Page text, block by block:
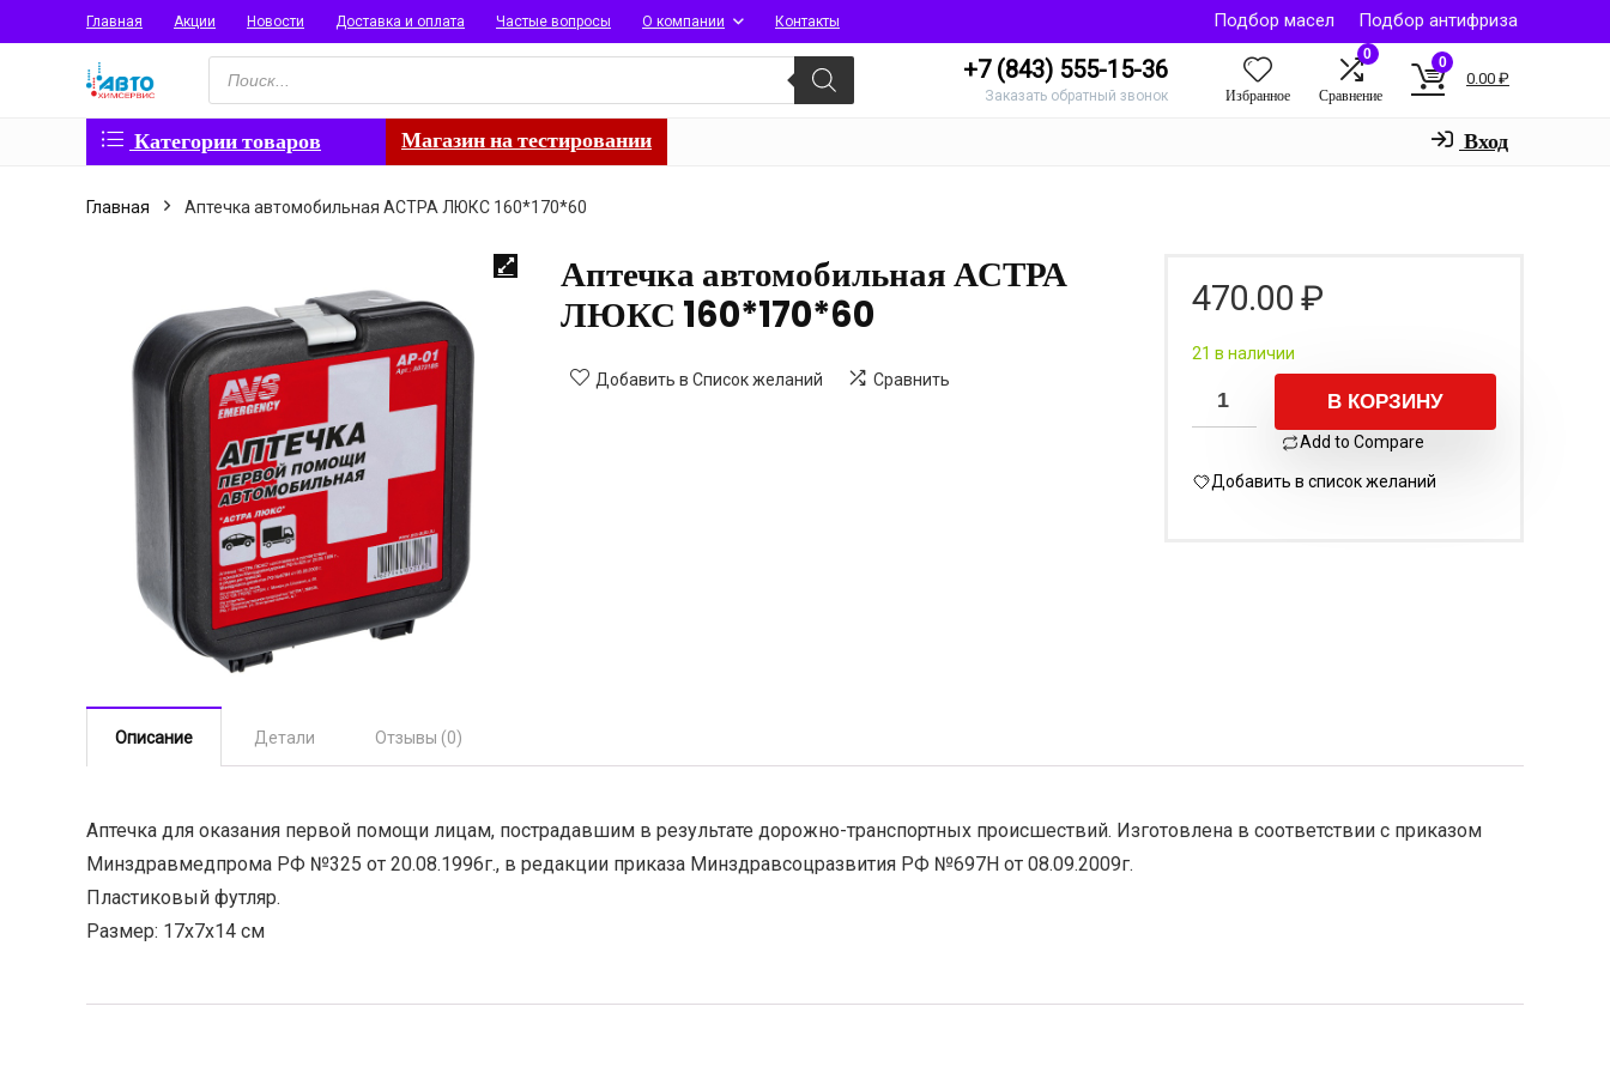
Главная Акции Новости Доставка и оплата Частые вопросы О компании Контакты Подбор масел
Подбор антифриза
Поиск
товаров
+7 (843) 555-15-36
Заказать обратный звонок Избранное
0
Сравнение
0
0.00 ₽
Категории товаров Магазин на тестировании Вход
Главная Аптечка автомобильная АСТРА ЛЮКС 160*170*60
Аптечка автомобильная АСТРА
ЛЮКС 160*170*60
Добавить в Список желаний Сравнить
470.00 ₽
21 в наличии
В КОРЗИНУ
Add to Compare
Добавить в список желаний
Описание Детали Отзывы (0)
Аптечка для оказания первой помощи лицам, пострадавшим в результате дорожно-транспортных происшествий. Изготовлена в соответствии с приказом
Минздравмедпрома РФ №325 от 20.08.1996г., в редакции приказа Минздравсоцразвития РФ №697Н от 08.09.2009г.
Пластиковый футляр.
Размер: 17х7х14 см